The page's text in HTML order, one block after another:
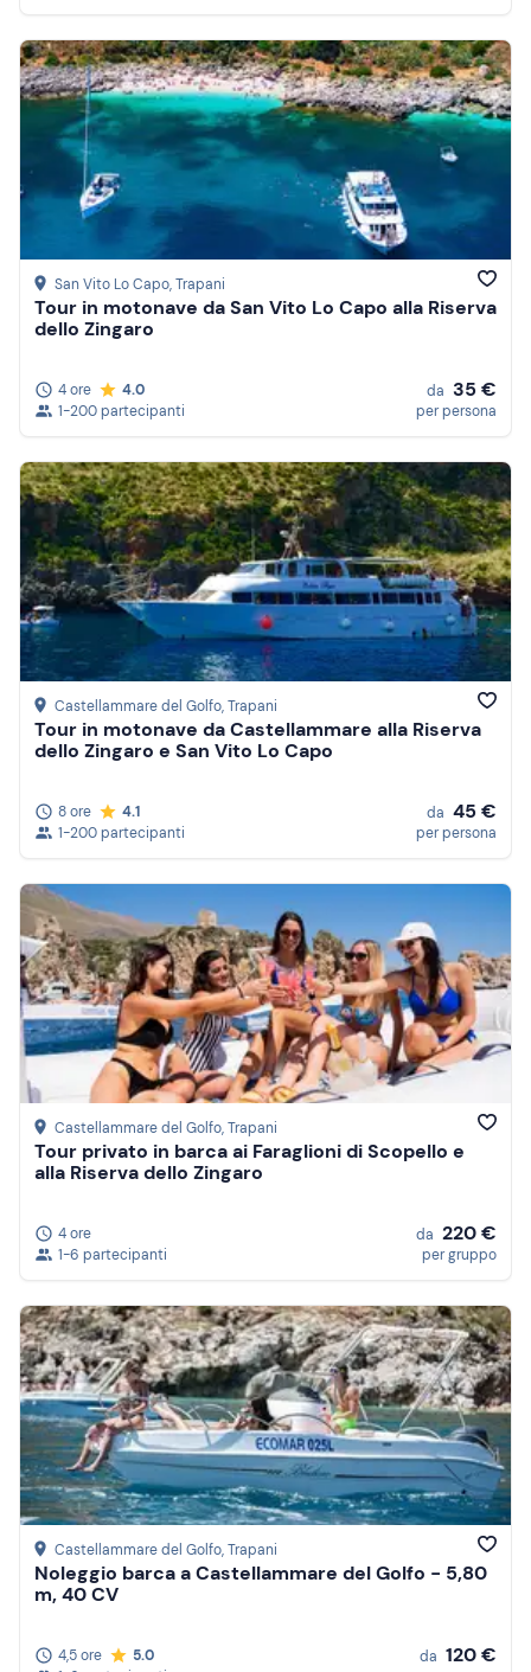
San Vito Lo Capo, Trapani
Tour in motonave da San Vito Lo Capo alla Riserva
dello Zingaro
4 ore
4.0
1-200 partecipanti
da 35 €
per persona
Castellammare del Golfo, Trapani
Tour in motonave da Castellammare alla Riserva
dello Zingaro e San Vito Lo Capo
8 ore
4.1
1-200 partecipanti
da 45 €
per persona
Castellammare del Golfo, Trapani
Tour privato in barca ai Faraglioni di Scopello e
alla Riserva dello Zingaro
4 ore
1-6 partecipanti
da 220 €
per gruppo
Castellammare del Golfo, Trapani
Noleggio barca a Castellammare del Golfo - 5,80
m, 40 CV
4,5 ore
5.0
da 120 €